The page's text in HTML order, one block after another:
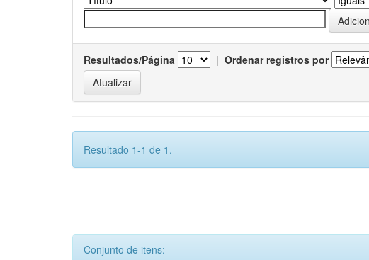
Resultados/Página | Ordenar registros por
Resultado 1-1 de 1.
Conjunto de itens: